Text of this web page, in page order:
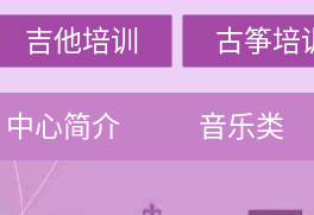
吉他培训 古筝培
中心简介 音乐类